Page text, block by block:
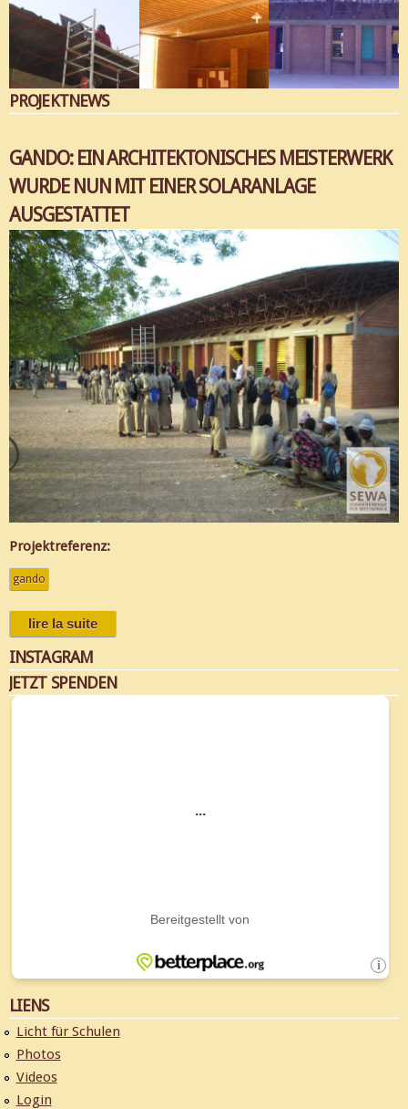
PROJEKTNEWS
GANDO: EIN ARCHITEKTONISCHES MEISTERWERK
WURDE NUN MIT EINER SOLARANLAGE
AUSGESTATTET
Projektreferenz:
gando
lire la suite
wurde nun mit einer solaranlage ausgestattet
INSTAGRAM
JETZT SPENDEN
LIENS
Licht für Schulen
Photos
Videos
Login